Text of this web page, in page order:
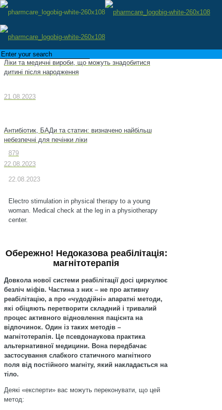
Ліки та медичні вироби, що можуть знадобитися
дитині після народження
21.08.2023
Антибіотик, БАДи та статин: визначено найбільш
небезпечні для печінки ліки
22.08.2023
879
22.08.2023
Electro stimulation in physical therapy to a young
woman. Medical check at the leg in a physiotherapy
center.
Обережно! Недоказова реабілітація:
магнітотерапія
Довкола нової системи реабілітації досі циркулює
безліч міфів. Частина з них – не про активну
реабілітацію, а про «чудодійні» апаратні методи,
які обіцяють перетворити складний і тривалий
процес активного відновлення пацієнта на
відпочинок. Один із таких методів –
магнітотерапія. Це псевдонаукова практика
альтернативної медицини. Вона передбачає
застосування слабкого статичного магнітного
поля від постійного магніту, який накладається на
тіло.
Деякі «експерти» вас можуть переконувати, що цей
метод: